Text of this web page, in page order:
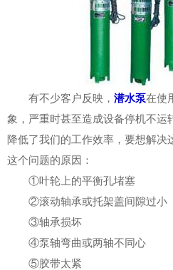
有不少客户反映， 潜水泵在使
象，严重时甚至造成设备停机不运
降低了我们的工作效率，要想解决
这个问题的原因：
①叶轮上的平衡孔堵塞
②滚动轴承或托架盖间隙过小
③轴承损坏
④泵轴弯曲或两轴不同心
⑤胶带太紧